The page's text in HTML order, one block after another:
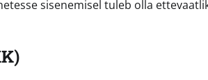
sisenemisel tuleb olla